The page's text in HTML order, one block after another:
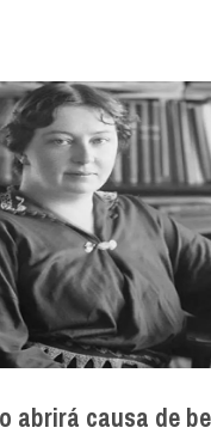
abrirá causa de